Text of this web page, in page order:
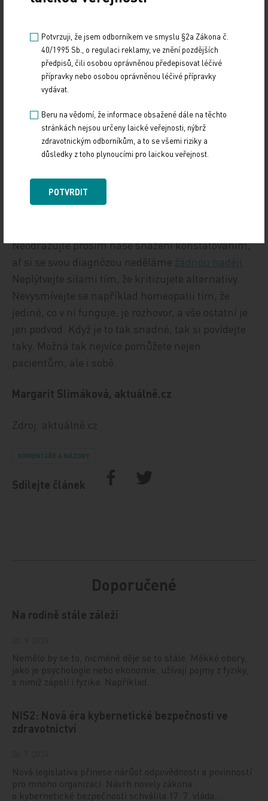
výsměchem s utvrzením, že jeho nevědecké
Systém neprospívá, tak jej změňte
Chápu, že v dnes zaběhnutém zdravotním
systému mohou být paradoxně znevýhodněni ti
zdravotníci, kteří se o slušnost snaží. Nikdo ji v
honbě za body neocení. Chápu, že systém lékaře do
popsaného kolečka výkonů, které nedává prostor
pro smysluplnou komunikaci, nutí. Ano, pojišťovny
proplácejí vyšetření a úkony, ne rozhovory. Ale jsou
to jen lékaři, kteří mohou neprospěšný systém
Neodrazujte prosím naše snažení konstatováním,
ať si se svou diagnózou neděláme žádnou naději
Neplýtvejte silami tím, že kritizujete alternativy.
Nevysmívejte se například homeopatii tím, že
jediné, co v ní funguje, je rozhovor, a vše ostatní je
jen podvod. Když je to tak snadné, tak si povídejte
taky. Možná tak nejvíce pomůžete nejen
pacientům, ale i sobě.
Margarit Slimáková, aktuálně.cz
Zdroj: aktuálně.cz
KOMENTÁŘE A NÁZORY
Sdílejte článek
Doporučené
Na rodině stále záleží
Nemělo by se to, nicméně děje se to stále. Měkké obory,
jako je psychologie nebo ekonomie, užívají pojmy z fyziky,
s nimiž zápolí i fyzika. Například…
NIS2: Nová éra kybernetické bezpečnosti ve
zdravotnictví
Nová legislativa přinese nárůst odpovědnosti a povinností
pro mnoho organizací. Návrh novely zákona
o kybernetické bezpečnosti schválila 17. 7. vláda…
Potvrzuji, že jsem odborníkem ve smyslu §2a Zákona č.
40/1995 Sb., o regulaci reklamy, ve znění pozdějších
předpisů, čili osobou oprávněnou předepisovat léčivé
přípravky nebo osobou oprávněnou léčivé přípravky
vydávat.
Beru na vědomí, že informace obsažené dále na těchto
stránkách nejsou určeny laické veřejnosti, nýbrž
zdravotnickým odborníkům, a to se všemi riziky a
důsledky z toho plynoucími pro laickou veřejnost.
POTVRDIT